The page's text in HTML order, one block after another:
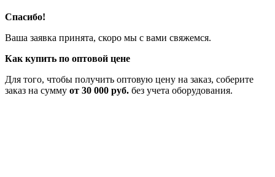
Спасибо!
Ваша заявка принята, скоро мы с вами свяжемся.
Как купить по оптовой цене
Для того, чтобы получить оптовую цену на заказ, соберите
заказ на сумму от 30 000 руб. без учета оборудования.